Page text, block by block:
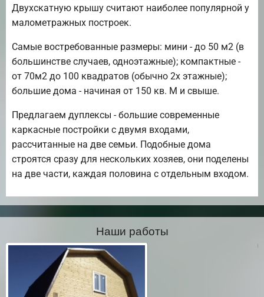
Двухскатную крышу считают наиболее популярной у
малометражных построек.
Самые востребованные размеры: мини - до 50 м2 (в
большинстве случаев, одноэтажные); компактные -
от 70м2 до 100 квадратов (обычно 2х этажные);
большие дома - начиная от 150 кв. М и свыше.
Предлагаем дуплексы - большие современные
каркасные постройки с двумя входами,
рассчитанные на две семьи. Подобные дома
строятся сразу для нескольких хозяев, они поделены
на две части, каждая половина с отдельным входом.
Наши работы